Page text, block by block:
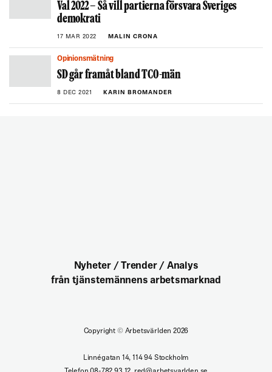
Val 2022 – Så vill partierna försvara Sveriges
demokrati
17 MAR 2022 MALIN CRONA
Opinionsmätning
SD går framåt bland TCO-män
8 DEC 2021 KARIN BROMANDER
Nyheter / Trender / Analys
från tjänstemännens arbetsmarknad
Copyright ©Arbetsvärlden 2026
Linnégatan 14, 114 94 Stockholm